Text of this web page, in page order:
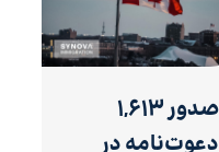
صدور ۱,۶۱۳